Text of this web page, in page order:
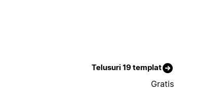
Telusuri 19 templat
Gratis